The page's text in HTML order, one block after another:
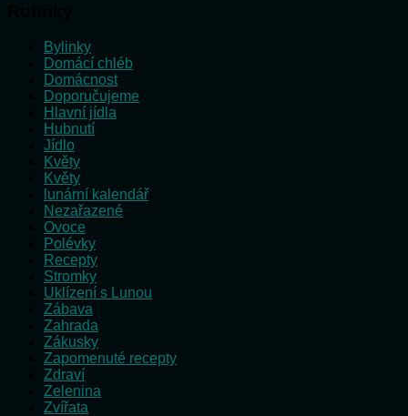
Bylinky
Domácí chléb
Domácnost
Doporučujeme
Hlavní jídla
Hubnutí
Jídlo
Květy
Květy
lunární kalendář
Nezařazené
Ovoce
Polévky
Recepty
Stromky
Uklízení s Lunou
Zábava
Zahrada
Zákusky
Zapomenuté recepty
Zdraví
Zelenina
Zvířata